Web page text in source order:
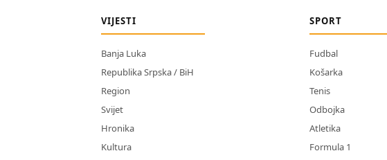
VIJESTI
Banja Luka
Republika Srpska / BiH
Region
Svijet
Hronika
Kultura
SPORT
Fudbal
Košarka
Tenis
Odbojka
Atletika
Formula 1